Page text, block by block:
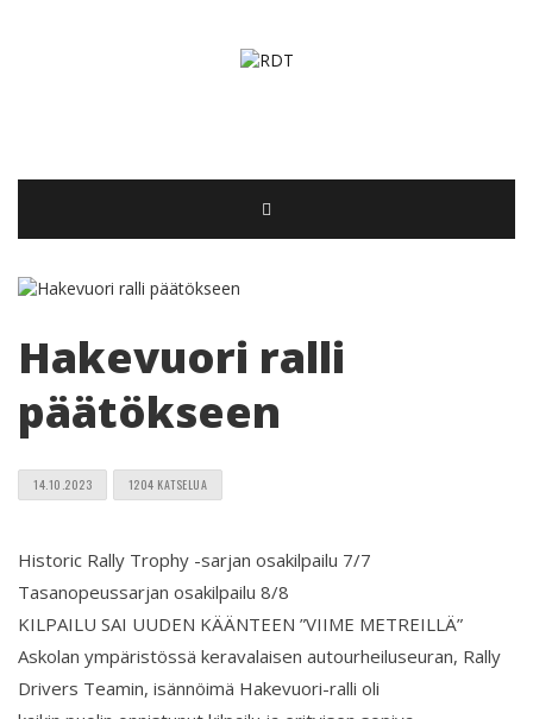
Hakevuori ralli
päätökseen
14.10.2023 1204 KATSELUA
Historic Rally Trophy -sarjan osakilpailu 7/7
Tasanopeussarjan osakilpailu 8/8
KILPAILU SAI UUDEN KÄÄNTEEN ”VIIME METREILLÄ”
Askolan ympäristössä keravalaisen autourheiluseuran, Rally
Drivers Teamin, isännöimä Hakevuori-ralli oli